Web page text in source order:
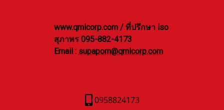
www.qmlcorp.com / ที่ปรึกษา iso
สุภาพร 095-882-4173
Email : supaporn@qmlcorp.com
0958824173